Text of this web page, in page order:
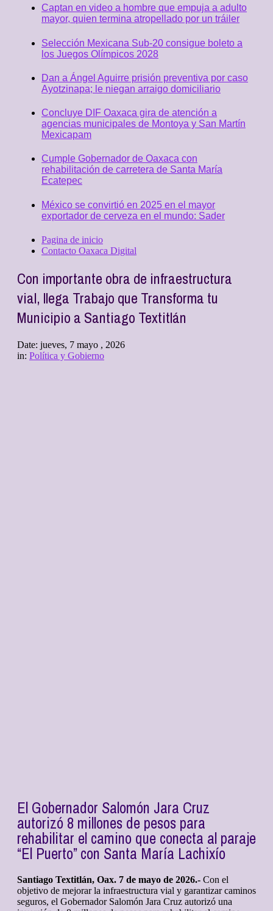
Captan en video a hombre que empuja a adulto
mayor, quien termina atropellado por un tráiler
Selección Mexicana Sub-20 consigue boleto a
los Juegos Olímpicos 2028
Dan a Ángel Aguirre prisión preventiva por caso
Ayotzinapa; le niegan arraigo domiciliario
Concluye DIF Oaxaca gira de atención a
agencias municipales de Montoya y San Martín
Mexicapam
Cumple Gobernador de Oaxaca con
rehabilitación de carretera de Santa María
Ecatepec
México se convirtió en 2025 en el mayor
exportador de cerveza en el mundo: Sader
Pagina de inicio
Contacto Oaxaca Digital
Con importante obra de infraestructura
vial, llega Trabajo que Transforma tu
Municipio a Santiago Textitlán
Date: jueves, 7 mayo , 2026
in: Política y Gobierno
El Gobernador Salomón Jara Cruz
autorizó 8 millones de pesos para
rehabilitar el camino que conecta al paraje
“El Puerto” con Santa María Lachixío
Santiago Textitlán, Oax. 7 de mayo de 2026.- Con el
objetivo de mejorar la infraestructura vial y garantizar caminos
seguros, el Gobernador Salomón Jara Cruz autorizó una